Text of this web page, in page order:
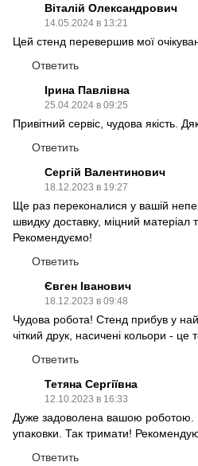
Віталій Олександрович
14.05.2024 в 13:21
Цей стенд перевершив мої
Ответить
Ірина Павлівна
25.04.2024 в 09:25
Привітний сервіс, чудова якість.
Ответить
Сергій Валентинович
18.12.2023 в 19:27
Ще раз переконалися у вашій
швидку доставку, міцний матеріал
Рекомендуємо!
Ответить
Євген Іванович
18.12.2023 в 09:48
Чудова робота! Стенд прибув у
чіткий друк, насичені кольори -
Ответить
Тетяна Сергіївна
12.10.2023 в 16:33
Дуже задоволена вашою роботою.
упаковки. Так тримати!
Ответить